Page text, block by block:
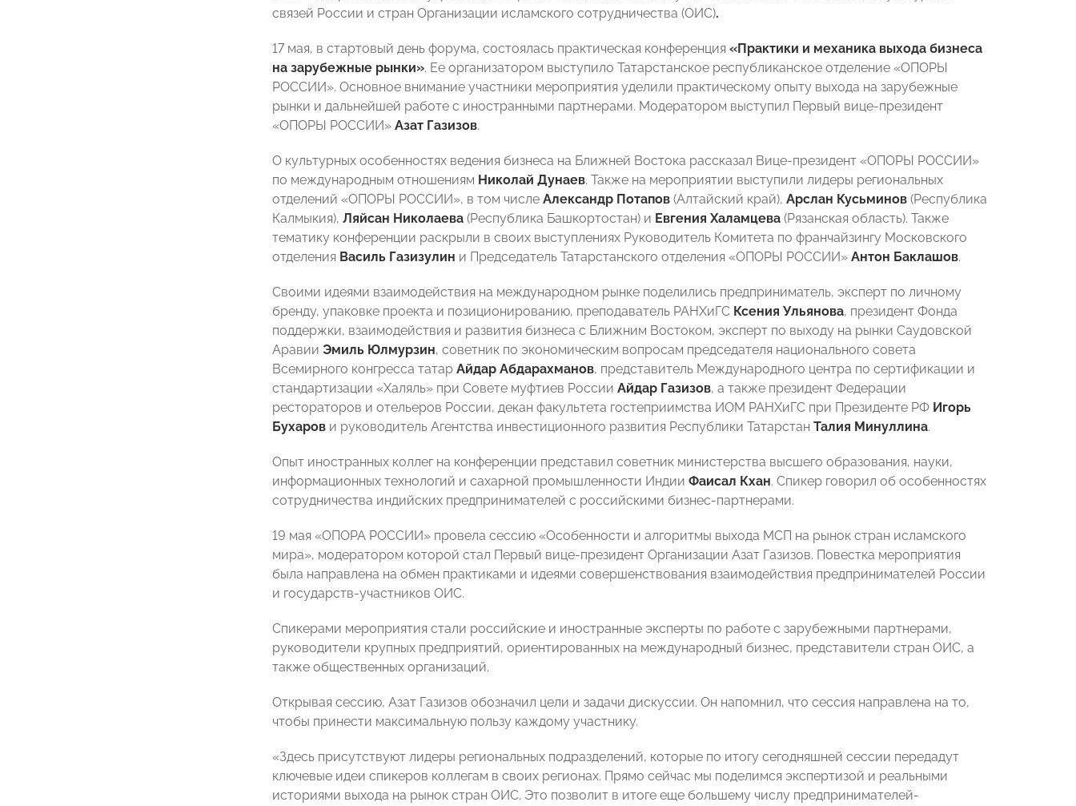
связей России и стран Организации исламского сотрудничества (ОИС).
17 мая, в стартовый день форума, состоялась практическая конференция «Практики и механика выхода бизнеса
на зарубежные рынки». Ее организатором выступило Татарстанское республиканское отделение «ОПОРЫ
РОССИИ». Основное внимание участники мероприятия уделили практическому опыту выхода на зарубежные
рынки и дальнейшей работе с иностранными партнерами. Модератором выступил Первый вице-президент
«ОПОРЫ РОССИИ» Азат Газизов.
О культурных особенностях ведения бизнеса на Ближней Востока рассказал Вице-президент «ОПОРЫ РОССИИ»
по международным отношениям Николай Дунаев. Также на мероприятии выступили лидеры региональных
отделений «ОПОРЫ РОССИИ», в том числе Александр Потапов (Алтайский край), Арслан Кусьминов (Республика
Калмыкия), Ляйсан Николаева (Республика Башкортостан) и Евгения Халамцева (Рязанская область). Также
тематику конференции раскрыли в своих выступлениях Руководитель Комитета по франчайзингу Московского
отделения Василь Газизулин и Председатель Татарстанского отделения «ОПОРЫ РОССИИ» Антон Баклашов.
Своими идеями взаимодействия на международном рынке поделились предприниматель, эксперт по личному
бренду, упаковке проекта и позиционированию, преподаватель РАНХиГС Ксения Ульянова, президент Фонда
поддержки, взаимодействия и развития бизнеса с Ближним Востоком, эксперт по выходу на рынки Саудовской
Аравии Эмиль Юлмурзин, советник по экономическим вопросам председателя национального совета
Всемирного конгресса татар Айдар Абдарахманов, представитель Международного центра по сертификации и
стандартизации «Халяль» при Совете муфтиев России Айдар Газизов, а также президент Федерации
рестораторов и отельеров России, декан факультета гостеприимства ИОМ РАНХиГС при Президенте РФ Игорь
Бухаров и руководитель Агентства инвестиционного развития Республики Татарстан Талия Минуллина.
Опыт иностранных коллег на конференции представил советник министерства высшего образования, науки,
информационных технологий и сахарной промышленности Индии Фаисал Кхан. Спикер говорил об особенностях
сотрудничества индийских предпринимателей с российскими бизнес-партнерами.
19 мая «ОПОРА РОССИИ» провела сессию «Особенности и алгоритмы выхода МСП на рынок стран исламского
мира», модератором которой стал Первый вице-президент Организации Азат Газизов. Повестка мероприятия
была направлена на обмен практиками и идеями совершенствования взаимодействия предпринимателей России
и государств-участников ОИС.
Спикерами мероприятия стали российские и иностранные эксперты по работе с зарубежными партнерами,
руководители крупных предприятий, ориентированных на международный бизнес, представители стран ОИС, а
также общественных организаций.
Открывая сессию, Азат Газизов обозначил цели и задачи дискуссии. Он напомнил, что сессия направлена на то,
чтобы принести максимальную пользу каждому участнику.
«Здесь присутствуют лидеры региональных подразделений, которые по итогу сегодняшней сессии передадут
ключевые идеи спикеров коллегам в своих регионах. Прямо сейчас мы поделимся экспертизой и реальными
историями выхода на рынок стран ОИС. Это позволит в итоге еще большему числу предпринимателей-